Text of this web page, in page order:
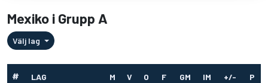
Mexiko i Grupp A
Välj lag
# LAG M V O F GM IM +/- P